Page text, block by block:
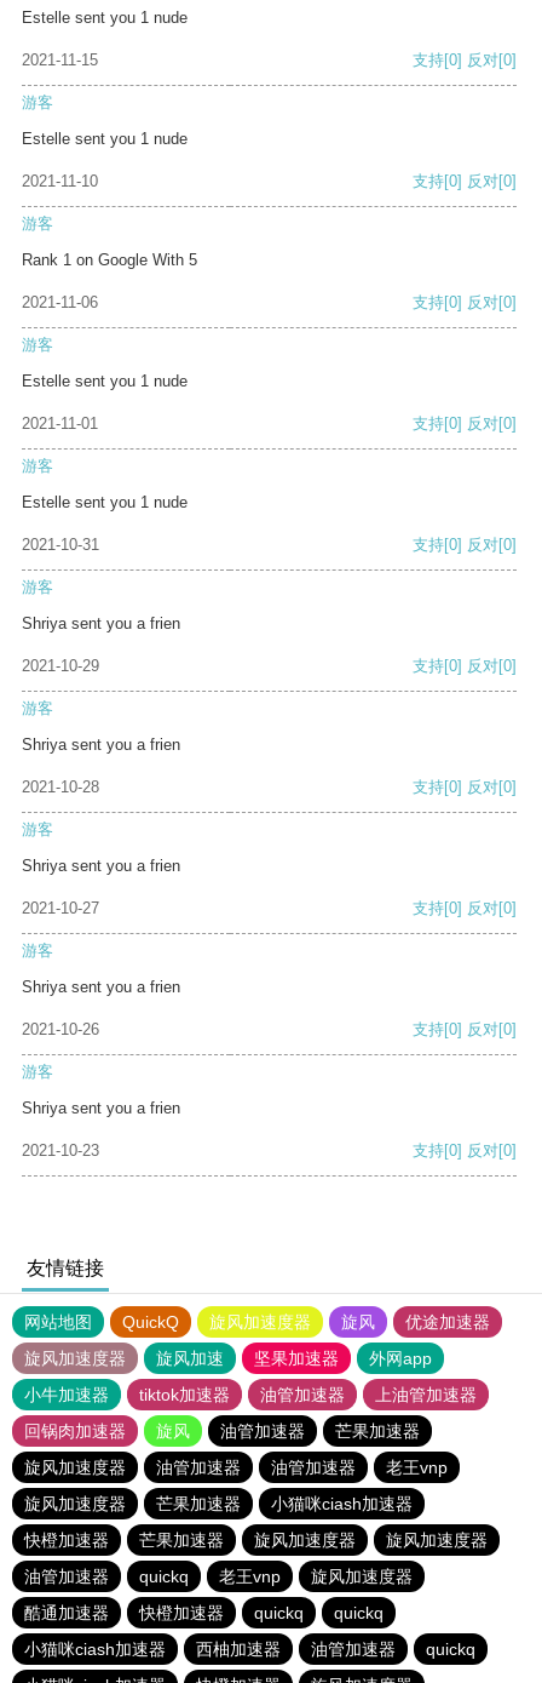
Estelle sent you 1 nude
2021-11-15 支持[0] 反对[0]
游客
Estelle sent you 1 nude
2021-11-10 支持[0] 反对[0]
游客
Rank 1 on Google With 5
2021-11-06 支持[0] 反对[0]
游客
Estelle sent you 1 nude
2021-11-01 支持[0] 反对[0]
游客
Estelle sent you 1 nude
2021-10-31 支持[0] 反对[0]
游客
Shriya sent you a frien
2021-10-29 支持[0] 反对[0]
游客
Shriya sent you a frien
2021-10-28 支持[0] 反对[0]
游客
Shriya sent you a frien
2021-10-27 支持[0] 反对[0]
游客
Shriya sent you a frien
2021-10-26 支持[0] 反对[0]
游客
Shriya sent you a frien
2021-10-23 支持[0] 反对[0]
友情链接
网站地图 QuickQ 旋风加速度器 旋风
优途加速器
旋风加速度器
旋风加速 坚果加速器
外网app
小牛加速器
tiktok加速器 油管加速器
上油管加速器
回锅肉加速器
旋风 油管加速器
芒果加速器
旋风加速度器
油管加速器 油管加速器
老王vnp
旋风加速度器
芒果加速器
小猫咪ciash加速器
快橙加速器
芒果加速器 旋风加速度器
旋风加速度器
油管加速器
quickq 老王vnp
旋风加速度器
酷通加速器
快橙加速器 quickq
quickq
小猫咪ciash加速器
西柚加速器 油管加速器
quickq